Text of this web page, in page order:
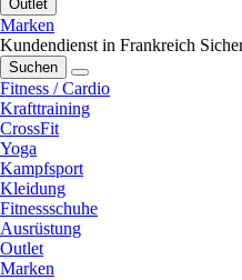
Outlet
Marken
Kundendienst in Frankreich
Suchen
Fitness / Cardio
Krafttraining
CrossFit
Yoga
Kampfsport
Kleidung
Fitnessschuhe
Ausrüstung
Outlet
Marken